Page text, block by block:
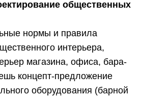
общественных
нормы и правила
интерьера,
магазина, офиса, бара-
концепт-предложение
оборудования (барной